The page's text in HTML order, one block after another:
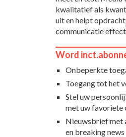
kwalitatief als
uit en helpt
communicatie
Word
Onbeperkte
Toegang tot het
Stel uw
met uw favoriete
Nieuwsbrief met
en breaking news